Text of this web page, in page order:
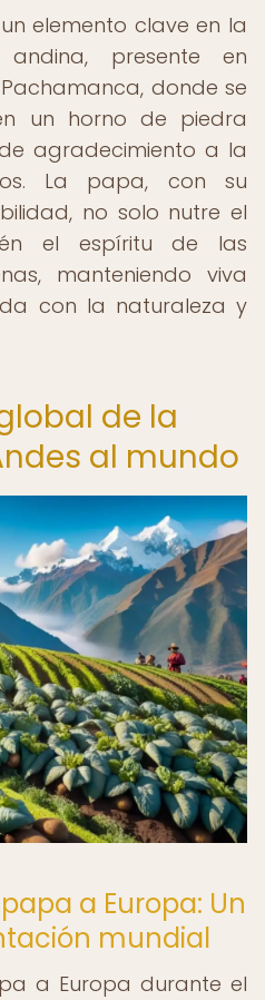
elemento clave en la
presente en
donde se
un horno de piedra
agradecimiento a la
La papa, con su
no solo nutre el
el espíritu de las
manteniendo viva
con la naturaleza y
de la
al mundo
a Europa: Un
mundial
a Europa durante el